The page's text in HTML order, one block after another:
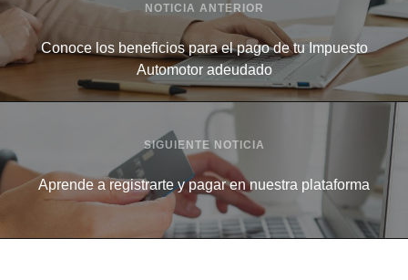
NOTICIA ANTERIOR
Conoce los beneficios para el pago de tu Impuesto
Automotor adeudado
SIGUIENTE NOTICIA
Aprende a registrarte y pagar en nuestra plataforma